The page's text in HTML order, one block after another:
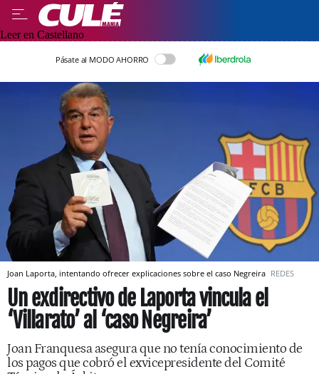
Leer en Castellano
Pásate al MODO AHORRO
Joan Laporta, intentando ofrecer explicaciones sobre el caso Negreira REDES
Un exdirectivo de Laporta vincula el
‘Villarato’ al ‘caso Negreira’
Joan Franquesa asegura que no tenía conocimiento de
los pagos que cobró el exvicepresidente del Comité